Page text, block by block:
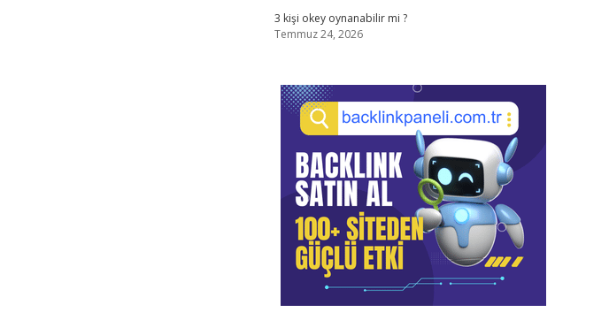
3 kişi okey oynanabilir mi ?
Temmuz 24, 2026